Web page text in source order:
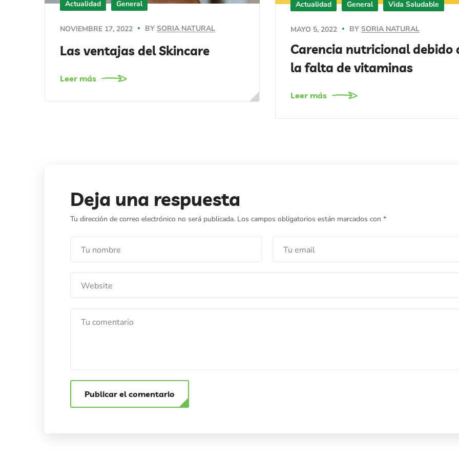
Actualidad General
NOVIEMBRE 17, 2022 BY SORIA NATURAL
Las ventajas del Skincare
Leer más
Actualidad General Vida Saludable
MAYO 5, 2022 BY SORIA NATURAL
Carencia nutricional debido
la falta de vitaminas
Leer más
Deja una respuesta
Tu dirección de correo electrónico no será publicada. Los campos obligatorios están marcados con *